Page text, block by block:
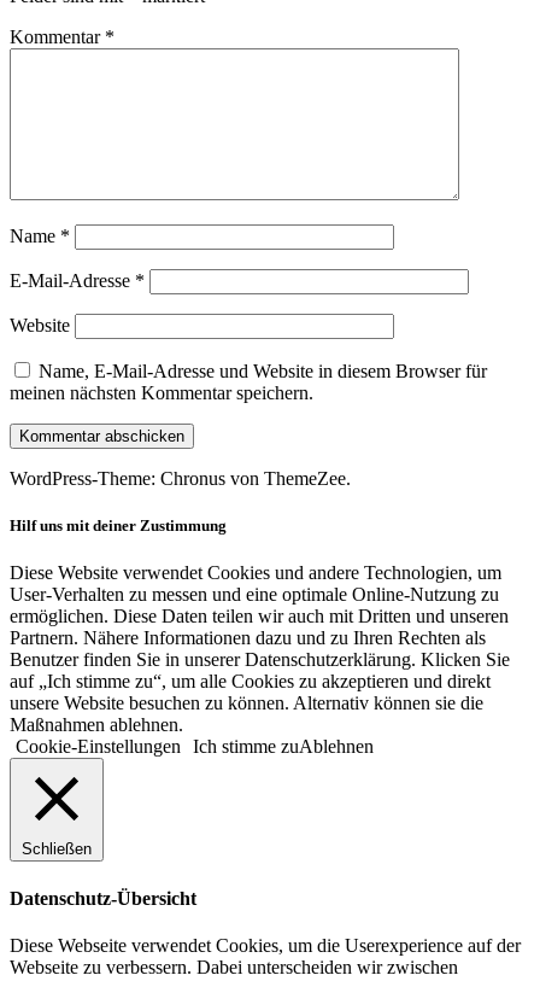
Kommentar *
Name *
E-Mail-Adresse *
Website
Name, E-Mail-Adresse und Website in diesem Browser für
meinen nächsten Kommentar speichern.
WordPress-Theme: Chronus von ThemeZee.
Hilf uns mit deiner Zustimmung
Diese Website verwendet Cookies und andere Technologien, um
User-Verhalten zu messen und eine optimale Online-Nutzung zu
ermöglichen. Diese Daten teilen wir auch mit Dritten und unseren
Partnern. Nähere Informationen dazu und zu Ihren Rechten als
Benutzer finden Sie in unserer Datenschutzerklärung. Klicken Sie
auf „Ich stimme zu“, um alle Cookies zu akzeptieren und direkt
unsere Website besuchen zu können. Alternativ können sie die
Maßnahmen ablehnen.
Cookie-Einstellungen
Ich stimme zuAblehnen
Schließen
Datenschutz-Übersicht
Diese Webseite verwendet Cookies, um die Userexperience auf der
Webseite zu verbessern. Dabei unterscheiden wir zwischen